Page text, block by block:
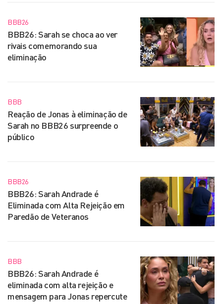
BBB26
BBB26: Sarah se choca ao ver
rivais comemorando sua
eliminação
BBB
Reação de Jonas à eliminação de
Sarah no BBB26 surpreende o
público
BBB26
BBB26: Sarah Andrade é
Eliminada com Alta Rejeição em
Paredão de Veteranos
BBB
BBB26: Sarah Andrade é
eliminada com alta rejeição e
mensagem para Jonas repercute